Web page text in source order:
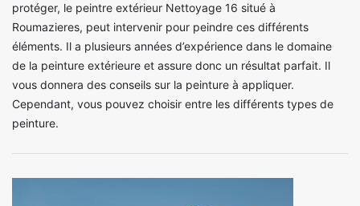
protéger, le peintre extérieur Nettoyage 16 situé à
Roumazieres, peut intervenir pour peindre ces différents
éléments. Il a plusieurs années d’expérience dans le domaine
de la peinture extérieure et assure donc un résultat parfait. Il
vous donnera des conseils sur la peinture à appliquer.
Cependant, vous pouvez choisir entre les différents types de
peinture.